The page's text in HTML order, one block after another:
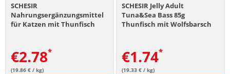
SCHESIR
Nahrungsergänzungsmittel
für Katzen mit Thunfisch
€2.78
(19.86 € / kg)
SCHESIR Jelly Adult
Tuna&Sea Bass 85g
Thunfisch mit Wolfsbarsch
€1.74
(19.33 € / kg)